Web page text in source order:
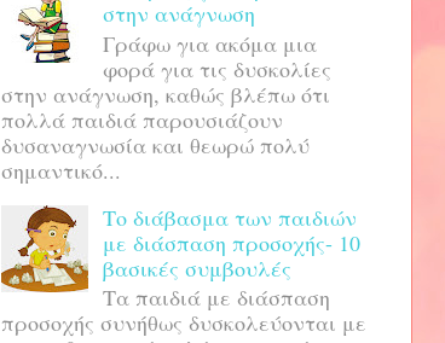
στην ανάγνωση
Γράφω για ακόμα μια
φορά για τις δυσκολίες
στην ανάγνωση, καθώς βλέπω ότι
πολλά παιδιά παρουσιάζουν
δυσαναγνωσία και θεωρώ πολύ
σημαντικό...
Το διάβασμα των παιδιών
με διάσπαση προσοχής- 10
βασικές συμβουλές
Τα παιδιά με διάσπαση
προσοχής συνήθως δυσκολεύονται με